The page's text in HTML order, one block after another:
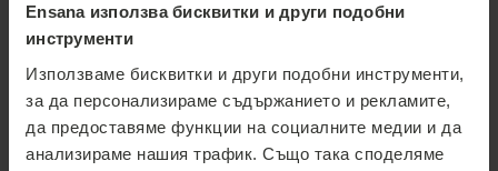
Ensana използва бисквитки и други подобни
инструменти
Използваме бисквитки и други подобни инструменти,
за да персонализираме съдържанието и рекламите,
да предоставяме функции на социалните медии и да
анализираме нашия трафик. Също така споделяме
indulge in culinary delights without having to sacrifice your
EXPLORE CUISINE